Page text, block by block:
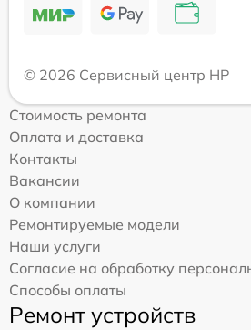
© 2026 Сервисный центр HP
Стоимость ремонта
Оплата и доставка
Контакты
Вакансии
О компании
Ремонтируемые модели
Наши услуги
Согласие на обработку
Способы оплаты
Ремонт устройств